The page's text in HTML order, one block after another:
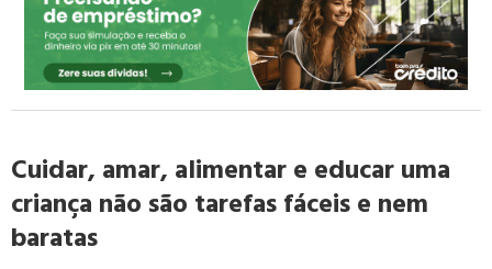
Cuidar, amar, alimentar e educar uma
criança não são tarefas fáceis e nem
baratas